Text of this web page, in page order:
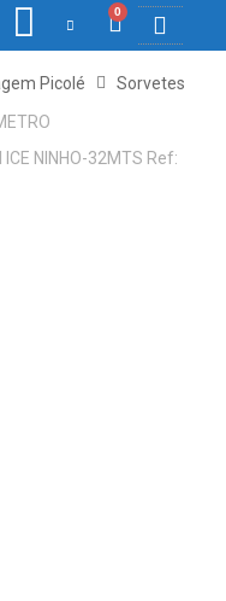
0
Picolé
Sorvetes
ICE NINHO-32MTS Ref: